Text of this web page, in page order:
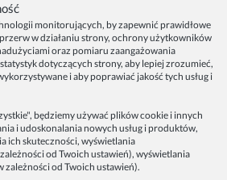
monitorujących, by zapewnić prawidłowe
w działaniu strony, ochrony użytkowników
oraz pomiaru zaangażowania
dotyczących strony, aby lepiej zrozumieć,
i aby poprawiać jakość tych usług i
będziemy używać plików cookie i innych
i udoskonalania nowych usług i produktów,
ich skuteczności, wyświetlania
od Twoich ustawień), wyświetlania
od Twoich ustawień).